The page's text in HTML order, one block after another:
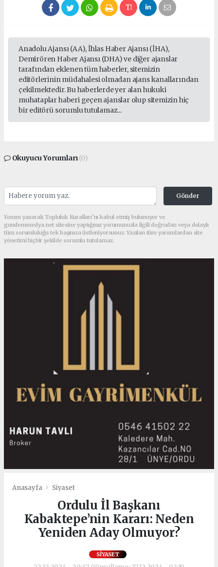
Anadolu Ajansı (AA), İhlas Haber Ajansı (İHA),
Demirören Haber Ajansı (DHA) ve diğer ajanslar
tarafından eklenen tüm haberler, sitemizin
editörlerinin müdahalesi olmadan ajans kanallarından
çekilmektedir. Bu haberlerde yer alan hukuki
muhataplar haberi geçen ajanslar olup sitemizin hiç
bir editörü sorumlu tutulamaz...
Okuyucu Yorumları(0)
Gönder
Yorum yazarak Topluluk Kuralları’nı kabul etmiş bulunuyor ve
gundemmedya.net sitesine yaptığınız yorumunuzla ilgili doğrudan veya dolaylı
tüm sorumluluğu tek başınıza üstleniyorsunuz. Yazılan tüm yorumlardan site
yönetimi hiçbir şekilde sorumlu tutulamaz.
Anasayfa Siyaset
Ordulu İl Başkanı
Kabaktepe’nin Kararı: Neden
Yeniden Aday Olmuyor?
SIYASET